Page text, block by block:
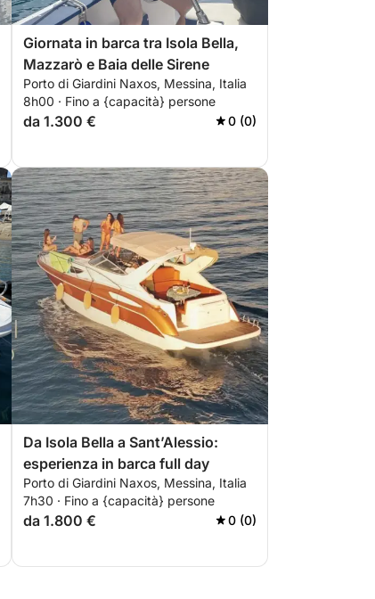
Giornata in barca tra Isola Bella,
Mazzarò e Baia delle Sirene
Porto di Giardini Naxos, Messina, Italia
8h00 · Fino a {capacità} persone
da 1.300 € 0 (0)
Da Isola Bella a Sant’Alessio:
esperienza in barca full day
Porto di Giardini Naxos, Messina, Italia
7h30 · Fino a {capacità} persone
da 1.800 € 0 (0)